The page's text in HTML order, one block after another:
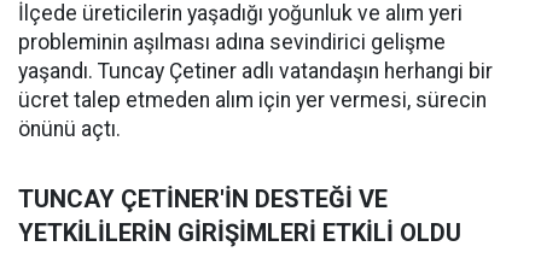
İlçede üreticilerin yaşadığı yoğunluk ve alım yeri
probleminin aşılması adına sevindirici gelişme
yaşandı. Tuncay Çetiner adlı vatandaşın herhangi bir
ücret talep etmeden alım için yer vermesi, sürecin
önünü açtı.
TUNCAY ÇETİNER'İN DESTEĞİ VE
YETKİLİLERİN GİRİŞİMLERİ ETKİLİ OLDU